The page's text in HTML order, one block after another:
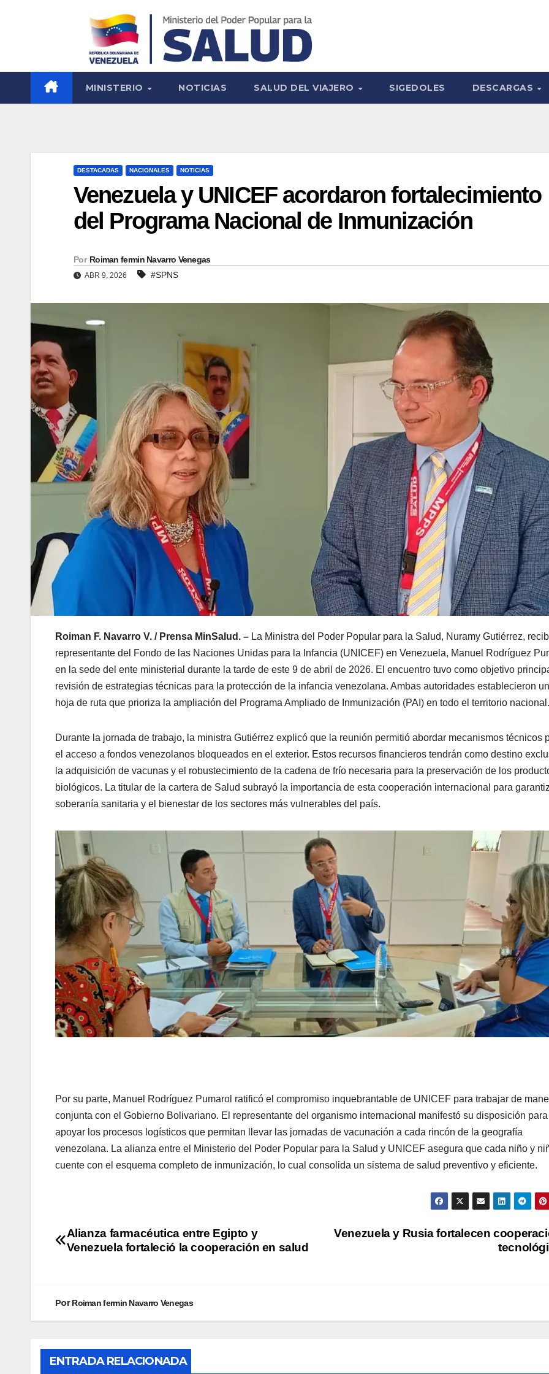
MINISTERIO NOTICIAS SALUD DEL VIAJERO SIGEDOLES DESCARGAS
DESTACADAS NACIONALES NOTICIAS
Venezuela y UNICEF acordaron fortalecimiento
del Programa Nacional de Inmunización
Por Roiman fermin Navarro Venegas
ABR 9, 2026 #SPNS
Roiman F. Navarro V. / Prensa MinSalud. – La Ministra del Poder Popular para la Salud, Nuramy Gutiérrez,
representante del Fondo de las Naciones Unidas para la Infancia (UNICEF) en Venezuela, Manuel Rodríguez
en la sede del ente ministerial durante la tarde de este 9 de abril de 2026. El encuentro tuvo como objetivo
revisión de estrategias técnicas para la protección de la infancia venezolana. Ambas autoridades establecieron
hoja de ruta que prioriza la ampliación del Programa Ampliado de Inmunización (PAI) en todo el territorio nacional.
Durante la jornada de trabajo, la ministra Gutiérrez explicó que la reunión permitió abordar mecanismos técnicos
el acceso a fondos venezolanos bloqueados en el exterior. Estos recursos financieros tendrán como destino
la adquisición de vacunas y el robustecimiento de la cadena de frío necesaria para la preservación de los
biológicos. La titular de la cartera de Salud subrayó la importancia de esta cooperación internacional para
soberanía sanitaria y el bienestar de los sectores más vulnerables del país.
Por su parte, Manuel Rodríguez Pumarol ratificó el compromiso inquebrantable de UNICEF para trabajar de
conjunta con el Gobierno Bolivariano. El representante del organismo internacional manifestó su disposición para
apoyar los procesos logísticos que permitan llevar las jornadas de vacunación a cada rincón de la geografía
venezolana. La alianza entre el Ministerio del Poder Popular para la Salud y UNICEF asegura que cada niño y
cuente con el esquema completo de inmunización, lo cual consolida un sistema de salud preventivo y eficiente.
Venezuela y Rusia fortalecen
Alianza farmacéutica entre Egipto y
Venezuela fortaleció la cooperación en salud
PorRoiman fermin Navarro Venegas
ENTRADA RELACIONADA